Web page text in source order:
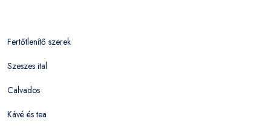
Fertőtlenítő szerek
Szeszes ital
Calvados
Kávé és tea